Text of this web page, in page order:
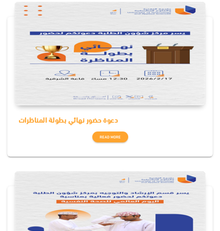
دعوة حضور نهائي بطولة المناظرات
READ MORE